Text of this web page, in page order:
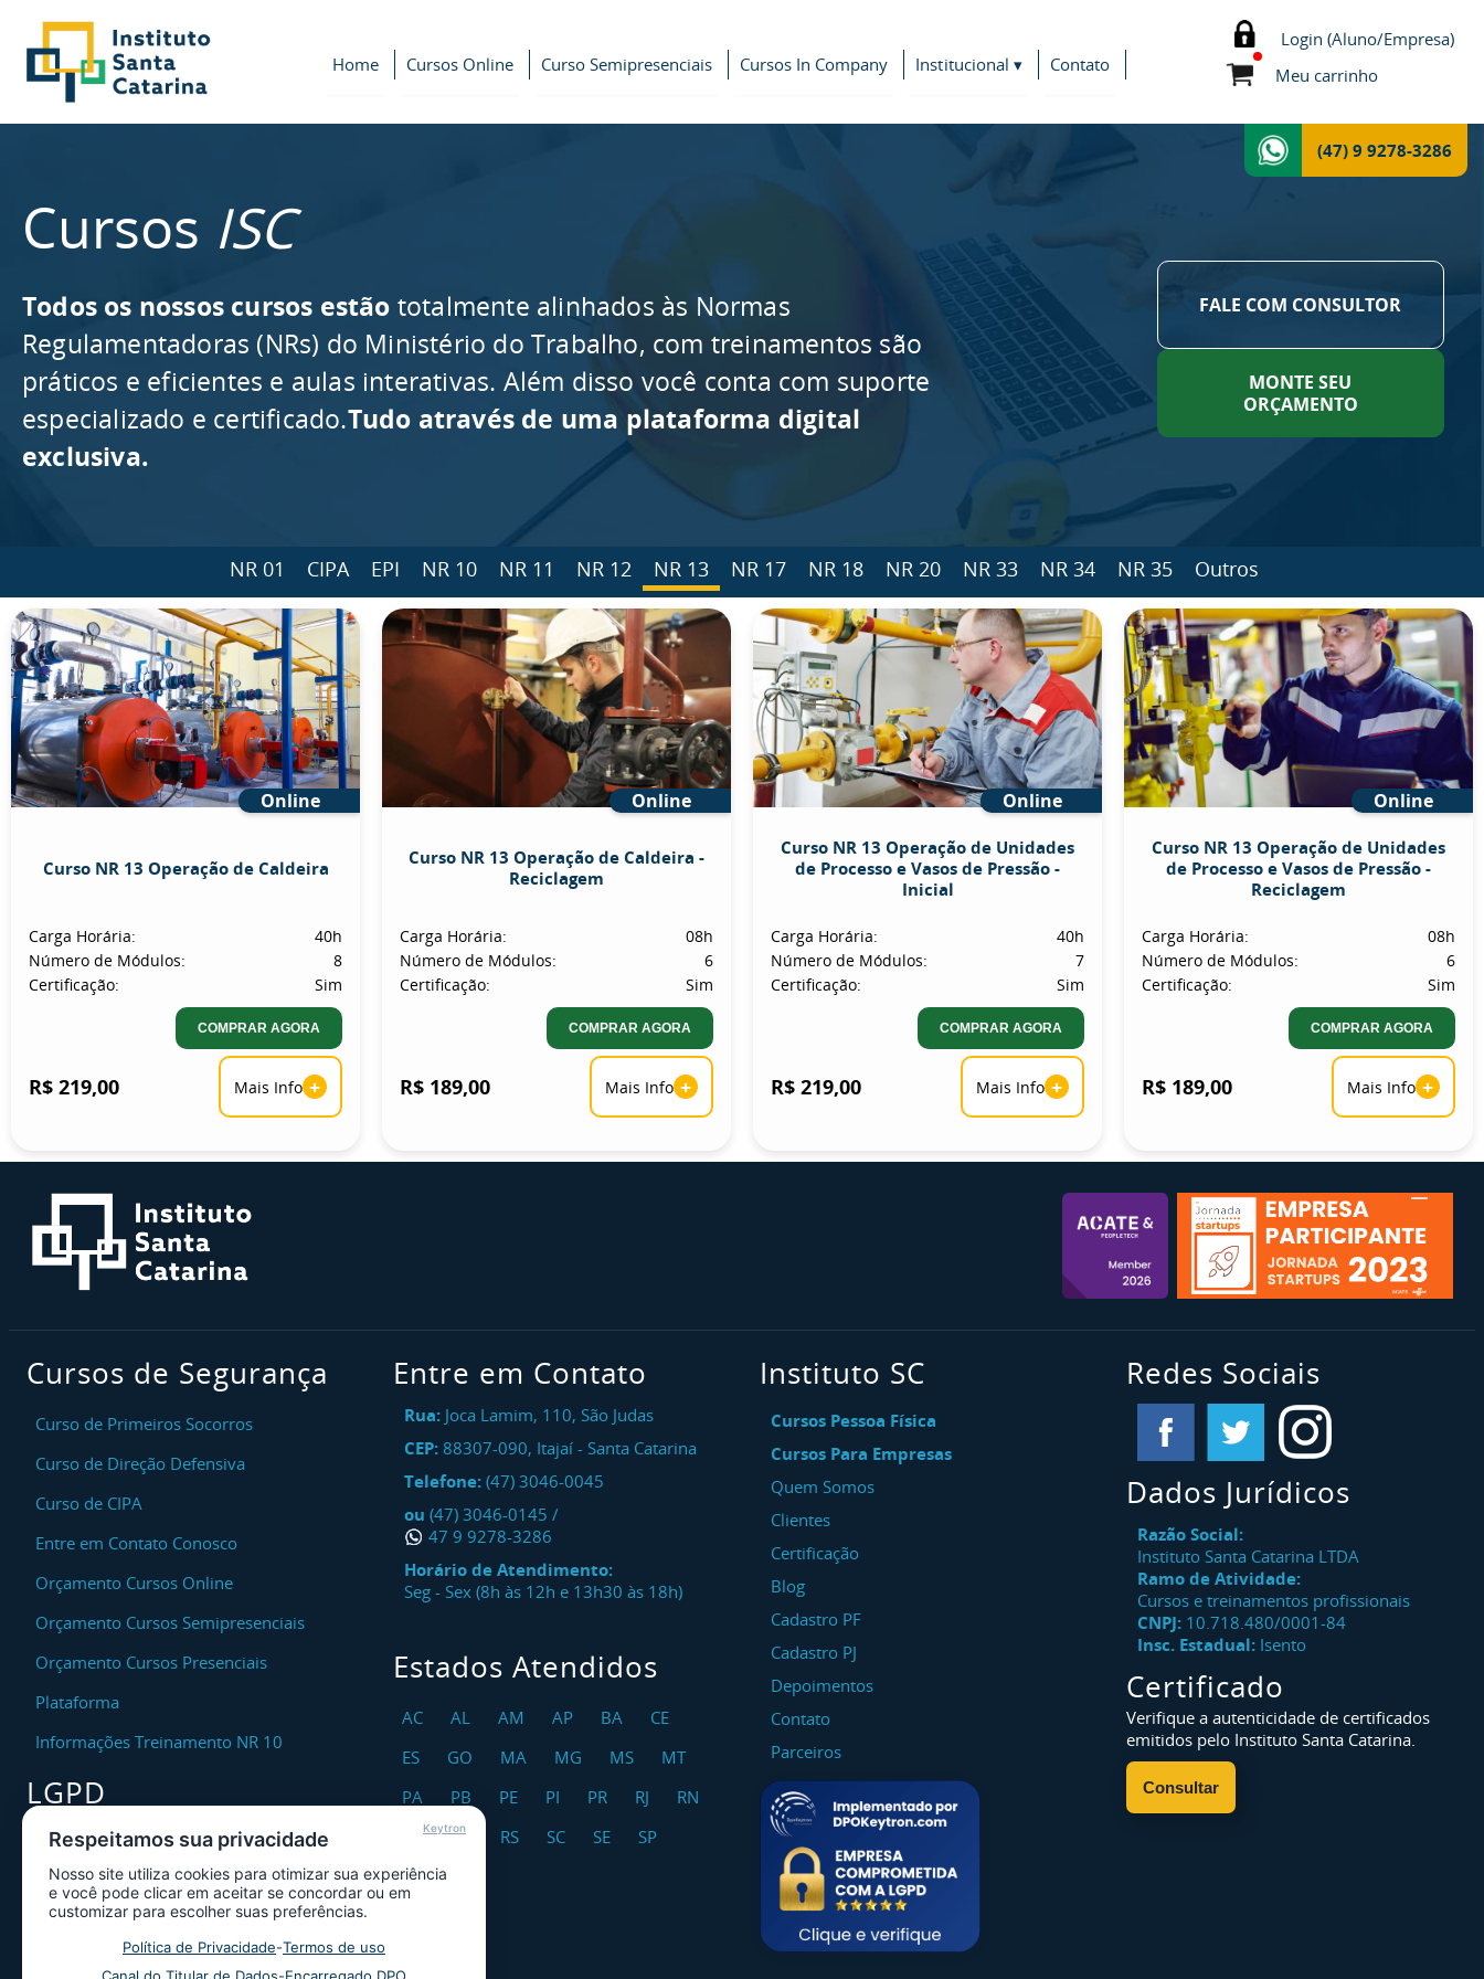
Home Cursos Online Curso Semipresenciais Cursos In Company Institucional ▾ Contato
Login (Aluno/Empresa)
Meu carrinho
(47) 9 9278-3286
Cursos ISC
Todos os nossos cursos estão totalmente alinhados às Normas
Regulamentadoras (NRs) do Ministério do Trabalho, com treinamentos são
práticos e eficientes e aulas interativas. Além disso você conta com suporte
especializado e certificado.Tudo através de uma plataforma digital
exclusiva.
FALE COM CONSULTOR
MONTE SEU
ORÇAMENTO
NR 01 CIPA EPI NR 10 NR 11 NR 12 NR 13 NR 17 NR 18 NR 20 NR 33 NR 34 NR 35 Outros
Online
Curso NR 13 Operação de Caldeira
Carga Horária:
40h
Número de Módulos:
8
Certificação:
Sim
COMPRAR AGORA
R$ 219,00 Mais Info +
Online
Curso NR 13 Operação de Caldeira -
Reciclagem
Carga Horária:
08h
Número de Módulos:
6
Certificação:
Sim
COMPRAR AGORA
R$ 189,00 Mais Info +
Online
Curso NR 13 Operação de Unidades
de Processo e Vasos de Pressão -
Inicial
Carga Horária:
40h
Número de Módulos:
7
Certificação:
Sim
COMPRAR AGORA
R$ 219,00 Mais Info +
Online
Curso NR 13 Operação de Unidades
de Processo e Vasos de Pressão -
Reciclagem
Carga Horária:
08h
Número de Módulos:
6
Certificação:
Sim
COMPRAR AGORA
R$ 189,00 Mais Info +
Cursos de Segurança
Curso de Primeiros Socorros
Curso de Direção Defensiva
Curso de CIPA
Entre em Contato Conosco
Orçamento Cursos Online
Orçamento Cursos Semipresenciais
Orçamento Cursos Presenciais
Plataforma
Informações Treinamento NR 10
LGPD
Encarregado DPO
Canal de Atendimento ao Titular dos
Dados
Política de Privacidade
Entre em Contato
Rua: Joca Lamim, 110, São Judas
CEP: 88307-090, Itajaí - Santa Catarina
Telefone: (47) 3046-0045
ou (47) 3046-0145 /
47 9 9278-3286
Horário de Atendimento:
Seg - Sex (8h às 12h e 13h30 às 18h)
Estados Atendidos
AC AL AM AP BA
CE
ES
GO MA MG MS
MT
PA
PB PE PI PR RJ
RN
RO
RR RS SC SE
SP
TO
Instituto SC
Cursos Pessoa Física
Cursos Para Empresas
Quem Somos
Clientes
Certificação
Blog
Cadastro PF
Cadastro PJ
Depoimentos
Contato
Parceiros
Redes Sociais
Dados Jurídicos
Razão Social:
Instituto Santa Catarina LTDA
Ramo de Atividade:
Cursos e treinamentos profissionais
CNPJ: 10.718.480/0001-84
Insc. Estadual: Isento
Certificado
Verifique a autenticidade de certificados
emitidos pelo Instituto Santa Catarina.
Consultar
Keytron
Respeitamos sua privacidade
Nosso site utiliza cookies para otimizar sua experiência
e você pode clicar em aceitar se concordar ou em
customizar para escolher suas preferências.
Política de Privacidade-Termos de uso